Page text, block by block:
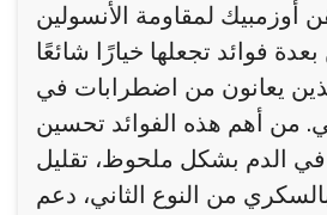
أوزمبيك لمقاومة الأنسولين
فوائد تجعلها خيارًا شائعًا
يعانون من اضطرابات في
من أهم هذه الفوائد تحسين
الدم بشكل ملحوظ، تقليل
من النوع الثاني، دعم